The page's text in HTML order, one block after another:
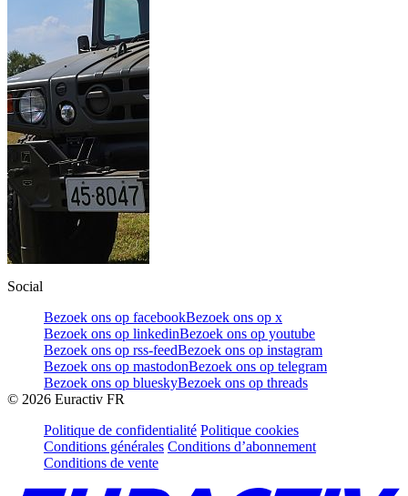
Social
Bezoek ons op facebookBezoek ons op x
Bezoek ons op linkedinBezoek ons op youtube
Bezoek ons op rss-feedBezoek ons op instagram
Bezoek ons op mastodonBezoek ons op telegram
Bezoek ons op blueskyBezoek ons op threads
© 2026 Euractiv FR
Politique de confidentialité Politique cookies
Conditions générales Conditions d’abonnement
Conditions de vente